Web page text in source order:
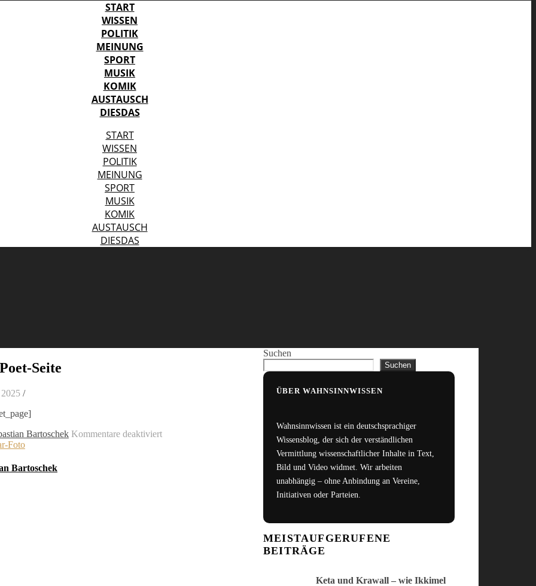
START
WISSEN
POLITIK
MEINUNG
SPORT
MUSIK
KOMIK
AUSTAUSCH
DIESDAS
START
WISSEN
POLITIK
MEINUNG
SPORT
MUSIK
KOMIK
AUSTAUSCH
DIESDAS
Seite
/
Bartoschek Kommentare deaktiviertfür
Bartoschek
Suchen
Suchen
ÜBER WAHNSINNWISSEN
Wahnsinnwissen ist ein deutschsprachiger
Wissensblog, der sich der verständlichen
Vermittlung wissenschaftlicher Inhalte in Text,
Bild und Video widmet. Wir arbeiten
unabhängig – ohne Anbindung an Vereine,
Initiativen oder Parteien.
MEISTAUFGERUFENE
BEITRÄGE
Keta und Krawall – wie Ikkimel